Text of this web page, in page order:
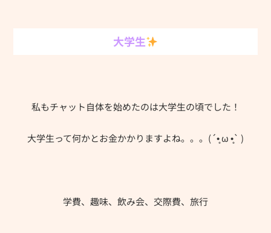
大学生
私もチャット自体を始めたのは大学生の頃でした！
大学生って何かとお金かかりますよね。。。(´•̥ ω •̥` )
学費、趣味、飲み会、交際費、旅行